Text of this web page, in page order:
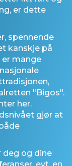
er dette
spennende
kanskje på
mange
"Bigos".
her.
gjør at
deg og dine
evt. en